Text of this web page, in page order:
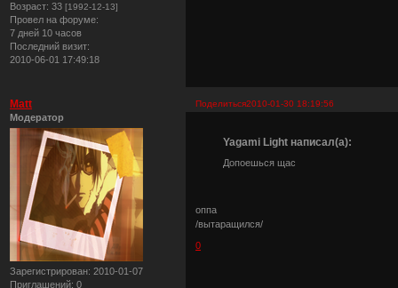
Возраст: 33 [1992-12-13]
Провел на форуме:
7 дней 10 часов
Последний визит:
2010-06-01 17:49:18
Поделиться2010-01-30 18:19:56
Matt
Модератор
Зарегистрирован: 2010-01-07
Приглашений: 0
Yagami Light написал(а):
Допоешься щас
оппа
/вытаращился/
0